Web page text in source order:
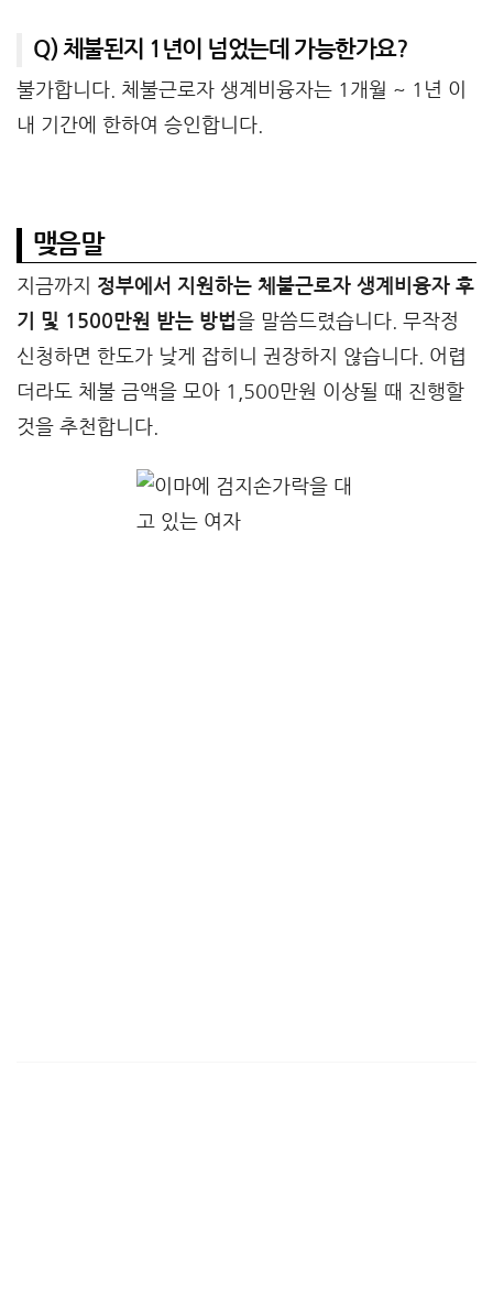
Q) 체불된지 1년이 넘었는데 가능한가요?
불가합니다. 체불근로자 생계비융자는 1개월 ~ 1년 이
내 기간에 한하여 승인합니다.
맺음말
지금까지 정부에서 지원하는 체불근로자 생계비융자 후
기 및 1500만원 받는 방법을 말씀드렸습니다. 무작정
신청하면 한도가 낮게 잡히니 권장하지 않습니다. 어렵
더라도 체불 금액을 모아 1,500만원 이상될 때 진행할
것을 추천합니다.